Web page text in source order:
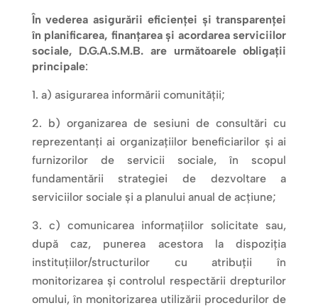
În vederea asigurării eficienței și transparenței
în planificarea, finanțarea și acordarea serviciilor
sociale, D.G.A.S.M.B. are următoarele obligații
principale:
a) asigurarea informării comunității;
b) organizarea de sesiuni de consultări cu
reprezentanți ai organizațiilor beneficiarilor și ai
furnizorilor de servicii sociale, în scopul
fundamentării strategiei de dezvoltare a
serviciilor sociale și a planului anual de acțiune;
c) comunicarea informațiilor solicitate sau,
după caz, punerea acestora la dispoziția
instituțiilor/structurilor cu atribuții în
monitorizarea și controlul respectării drepturilor
omului, în monitorizarea utilizării procedurilor de